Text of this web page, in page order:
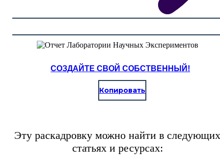
СОЗДАЙТЕ СВОЙ СОБСТВЕННЫЙ!
Копировать
Эту раскадровку можно найти в следующих
статьях и ресурсах: